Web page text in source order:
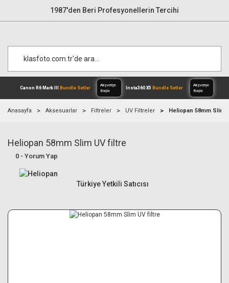
1987'den Beri Profesyonellerin Tercihi
Canon R6 Mark III Bundle Setler
Anasayfa Aksesuarlar Filtreler UV Filtreler Heliopan 58mm Slim
Heliopan 58mm Slim UV filtre
0 - Yorum Yap
Türkiye Yetkili Satıcısı